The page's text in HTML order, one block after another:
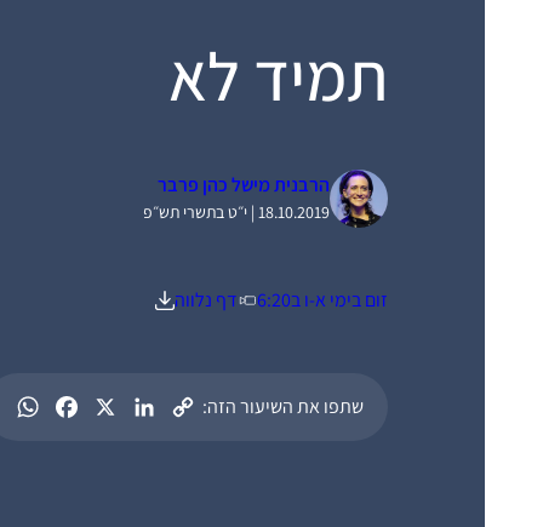
תמיד לא
הרבנית מישל כהן פרבר
18.10.2019 | י״ט בתשרי תש״פ
זום בימי א-ו ב6:20 דף נלווה
שתפו את השיעור הזה: